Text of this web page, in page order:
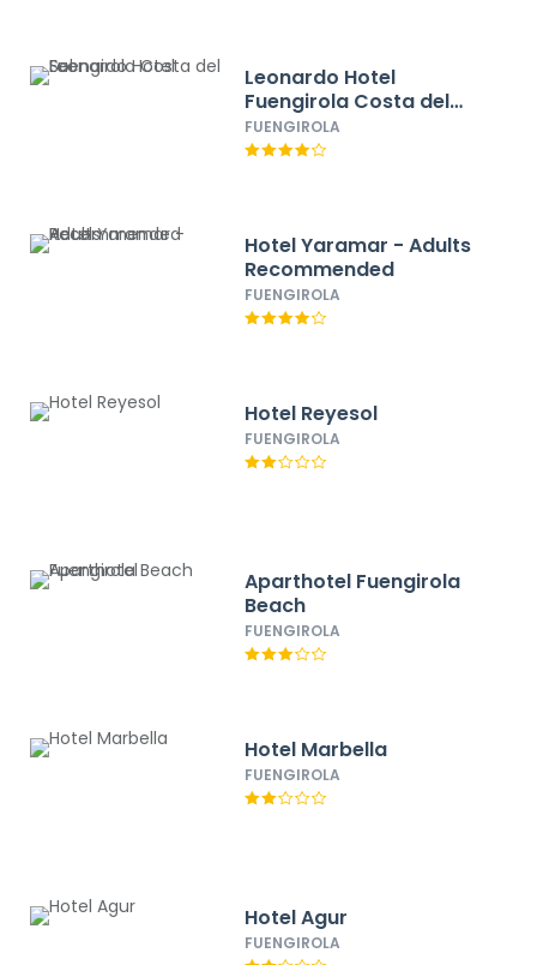
Leonardo Hotel
Fuengirola Costa del
Sol
FUENGIROLA
Hotel Yaramar - Adults
Recommended
FUENGIROLA
Hotel Reyesol
FUENGIROLA
Aparthotel Fuengirola
Beach
FUENGIROLA
Hotel Marbella
FUENGIROLA
Hotel Agur
FUENGIROLA